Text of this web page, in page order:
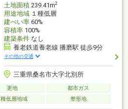
土地面積239.41m2
用途地域１種低層
建ぺい率60%
容積率100%
建築条件なし
養老鉄道養老線 播磨駅 徒歩9分
その他の交通
三重県桑名市大字北別所
更地
都市ガス
種低層地域 整形地